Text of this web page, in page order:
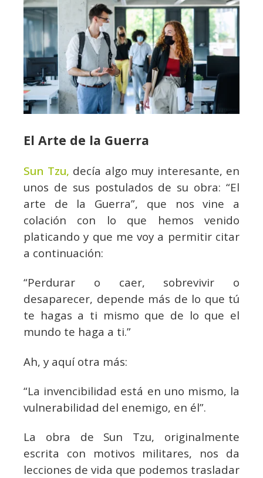
El Arte de la Guerra
Sun Tzu, decía algo muy interesante, en
unos de sus postulados de su obra: “El
arte de la Guerra”, que nos vine a
colación con lo que hemos venido
platicando y que me voy a permitir citar
a continuación:
“Perdurar o caer, sobrevivir o
desaparecer, depende más de lo que tú
te hagas a ti mismo que de lo que el
mundo te haga a ti.”
Ah, y aquí otra más:
“La invencibilidad está en uno mismo, la
vulnerabilidad del enemigo, en él”.
La obra de Sun Tzu, originalmente
escrita con motivos militares, nos da
lecciones de vida que podemos trasladar